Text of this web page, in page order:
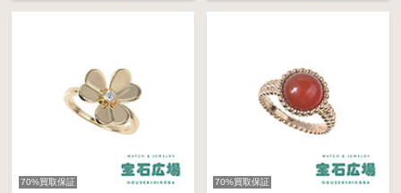
70%買取保証 70%買取保証